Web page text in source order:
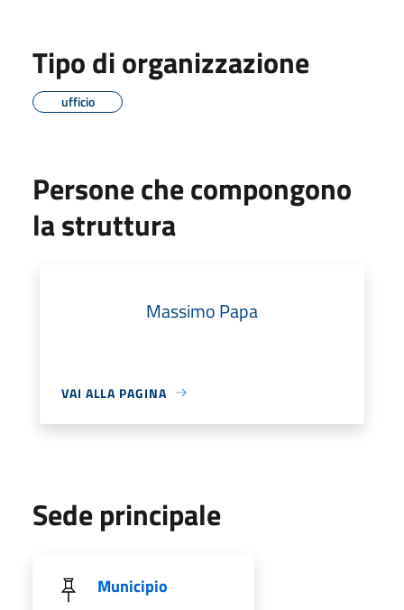
Tipo di organizzazione
ufficio
Persone che compongono
la struttura
Massimo Papa
VAI ALLA PAGINA
Sede principale
Municipio